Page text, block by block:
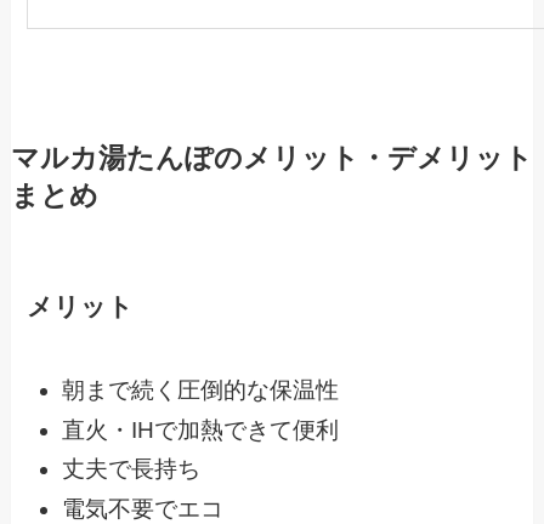
マルカ湯たんぽのメリット・デメリット
まとめ
メリット
朝まで続く圧倒的な保温性
直火・IHで加熱できて便利
丈夫で長持ち
電気不要でエコ